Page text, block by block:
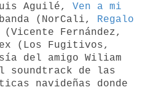
Aguilé, Ven a mi
(NorCali,
Regalo
Fernández,
(Los Fugitivos,
del amigo Wiliam
soundtrack de las
navideñas donde